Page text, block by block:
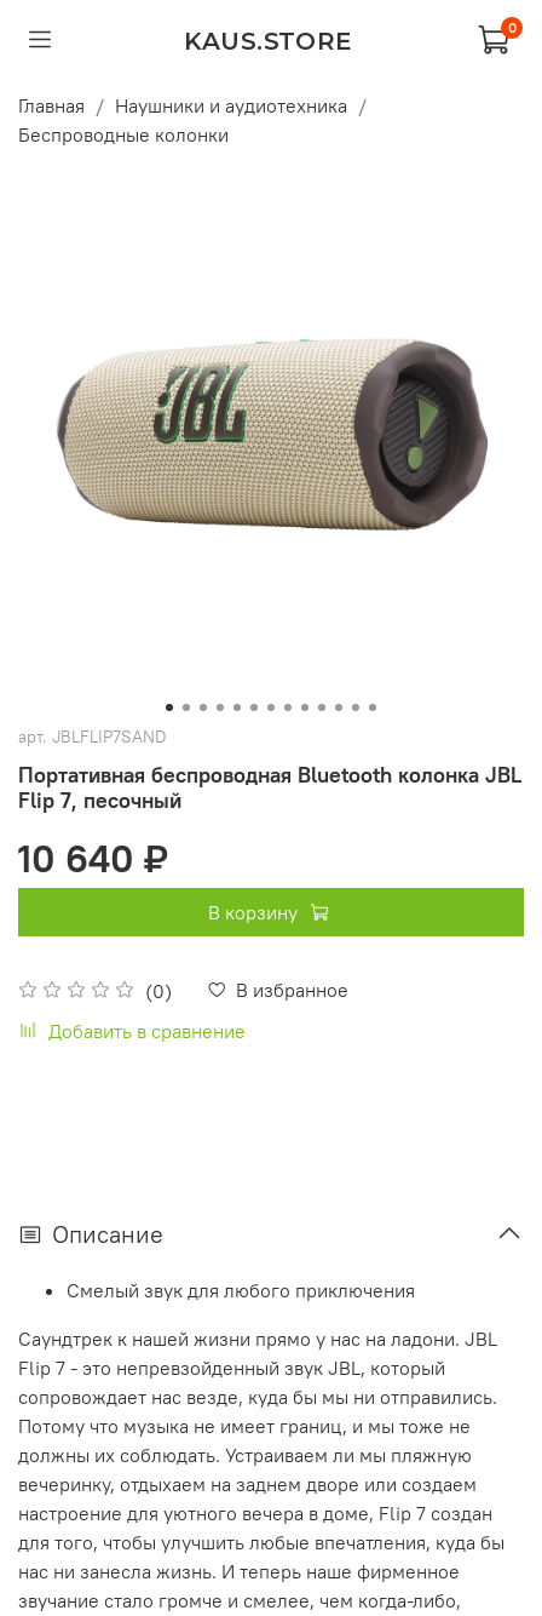
KAUS.STORE 0
Главная
Наушники и аудиотехника
Беспроводные колонки
арт. JBLFLIP7SAND
Портативная беспроводная Bluetooth колонка JBL
Flip 7, песочный
(0)
В избранное
Добавить в сравнение
10 640 ₽
В корзину
Описание
Смелый звук для любого приключения
Саундтрек к нашей жизни прямо у нас на ладони. JBL
Flip 7 - это непревзойденный звук JBL, который
сопровождает нас везде, куда бы мы ни отправились.
Потому что музыка не имеет границ, и мы тоже не
должны их соблюдать. Устраиваем ли мы пляжную
вечеринку, отдыхаем на заднем дворе или создаем
настроение для уютного вечера в доме, Flip 7 создан
для того, чтобы улучшить любые впечатления, куда бы
нас ни занесла жизнь. И теперь наше фирменное
звучание стало громче и смелее, чем когда-либо,